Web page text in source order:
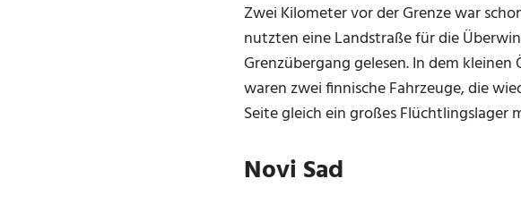
Zwei Kilometer vor der Grenze war
nutzten eine Landstraße für die
Grenzübergang gelesen. In dem
waren zwei finnische Fahrzeuge, die
Seite gleich ein großes Flüchtlingslager
Novi Sad